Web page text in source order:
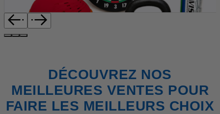
DÉCOUVREZ NOS
MEILLEURES VENTES POUR
FAIRE LES MEILLEURS CHOIX